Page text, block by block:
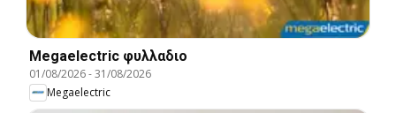
Megaelectric φυλλαδιο
01/08/2026-31/08/2026
Megaelectric